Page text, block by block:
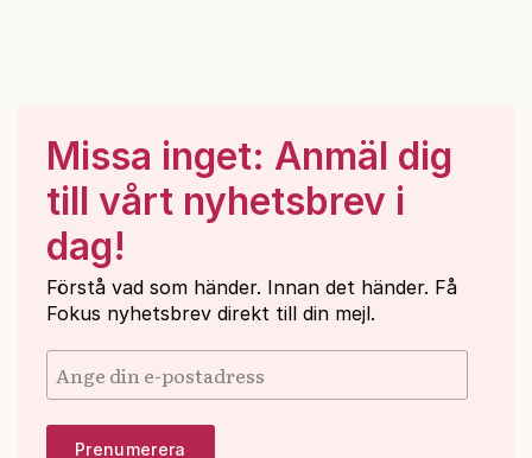
Missa inget: Anmäl dig
till vårt nyhetsbrev i
dag!
Förstå vad som händer. Innan det händer. Få
Fokus nyhetsbrev direkt till din mejl.